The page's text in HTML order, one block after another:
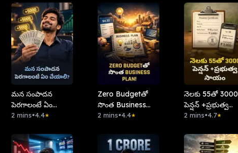
​మన సంపాదన
పెరగాలంటే ఏం
చేయాలి?
2 mins•4.4★
Zero Budgetతో
సొంత Business
Plan!
2 mins•4.4★
నెలకు 55తో 3000
పెన్షన్ +ప్రభుత్వ
సాయం
2 mins•4.7★